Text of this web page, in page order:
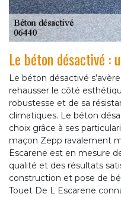
Le béton désactivé :
Le béton désactivé
rehausser le côté
robustesse et de sa
climatiques. Le béton
choix grâce à ses
maçon Zepp ravalement
Escarene est en mesure
qualité et des résultats
construction et pose de
Touet De L Escarene